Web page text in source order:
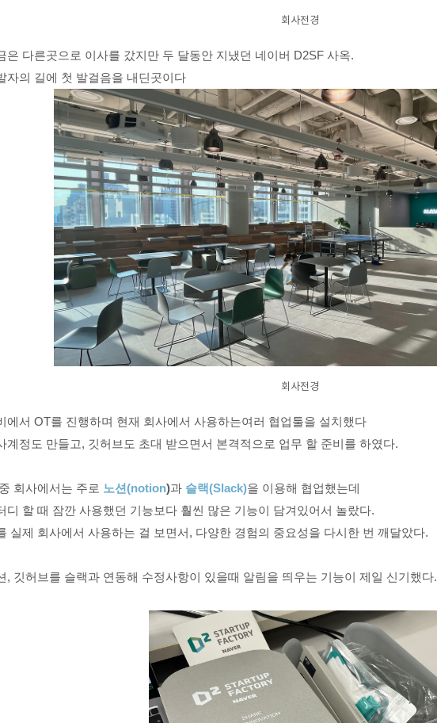
회사전경
은 다른곳으로 이사를 갔지만 두 달동안 지냈던 네이버 D2SF 사옥.
자의 길에 첫 발걸음을 내딘곳이다
회사전경
에서 OT를 진행하며 현재 회사에서 사용하는여러 협업툴을 설치했다
계정도 만들고, 깃허브도 초대 받으면서 본격적으로 업무 할 준비를 하였다.
회사에서는 주로 노션(notion)과 슬랙(Slack)을 이용해 협업했는데
디 할 때 잠깐 사용했던 기능보다 훨씬 많은 기능이 담겨있어서 놀랐다.
실제 회사에서 사용하는 걸 보면서, 다양한 경험의 중요성을 다시한 번 깨달았다.
, 깃허브를 슬랙과 연동해 수정사항이 있을때 알림을 띄우는 기능이 제일 신기했다.